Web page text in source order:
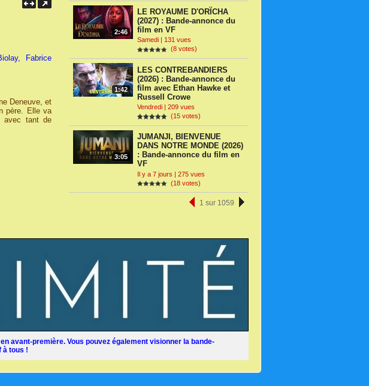
2:46
LE ROYAUME D'ORÏCHA
(2027) : Bande-annonce du
film en VF
Samedi | 131 vues
(8 votes)
1:42
LES CONTREBANDIERS
(2026) : Bande-annonce du
film avec Ethan Hawke et
Russell Crowe
Vendredi | 209 vues
(15 votes)
3:05
JUMANJI, BIENVENUE
DANS NOTRE MONDE (2026)
: Bande-annonce du film en
VF
Il y a 7 jours | 275 vues
(18 votes)
1 sur 1059
Fabrice
Deneuve, et
père. Elle va
avec tant de
avant-première. Vous pouvez également visionner la bande-
à tous !